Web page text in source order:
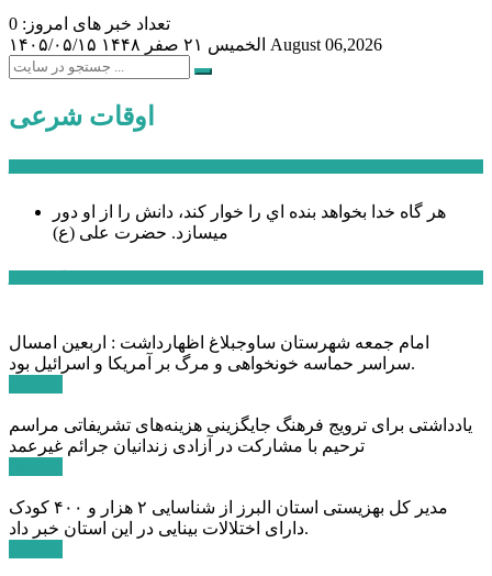
تعداد خبر های امروز: 0
۱۴۰۵/۰۵/۱۵
الخميس ۲۱ صفر ۱۴۴۸ August 06,2026
اوقات شرعی
هر گاه خدا بخواهد بنده اي را خوار كند، دانش را از او دور
میسازد. حضرت علی (ع)
امام جمعه شهرستان ساوجبلاغ اظهارداشت : اربعین امسال
سراسر حماسه خونخواهی و مرگ بر آمریکا و اسرائیل بود.
یادداشتی برای ترویج فرهنگ جایگزینی هزینه‌های تشریفاتی مراسم
ترحیم با مشارکت در آزادی زندانیان جرائم غیرعمد
مدیر کل بهزیستی استان البرز از شناسایی ۲ هزار و ۴۰۰ کودک
دارای اختلالات بینایی در این استان خبر داد.